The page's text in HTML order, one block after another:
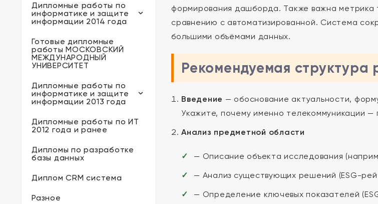
Дипломные работы по
информатике и защите
информации 2014 года
Готовые дипломные
работы МОСКОВСКИЙ
МЕЖДУНАРОДНЫЙ
УНИВЕРСИТЕТ
Дипломные работы по
информатике и защите
информации 2013 года
Дипломные работы по ИТ
2012 года и ранее
Дипломы по разработке
базы данных
Диплом CRM система
Разное
формирования дашборда. Также важна
сравнению с автоматизированной. Система
большими объёмами данных.
Рекомендуемая структура
Введение — обоснование актуальности,
Укажите, почему именно телекоммуникации
Анализ предметной области
— Описание объекта исследования
— Анализ существующих решений (ESG-
— Определение ключевых показателей